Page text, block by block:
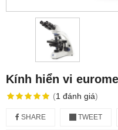
Kính hiển vi
(1 đánh giá)
SHARE TWEET